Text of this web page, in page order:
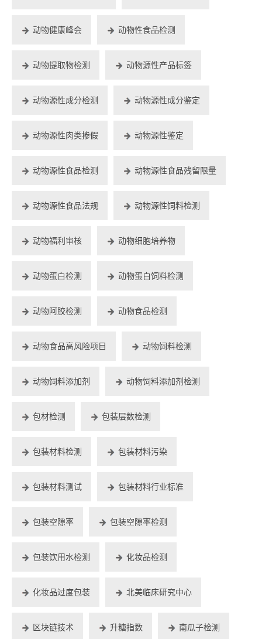
动物健康峰会 动物性食品检测
动物提取物检测 动物源性产品标签
动物源性成分检测 动物源性成分鉴定
动物源性肉类掺假 动物源性鉴定
动物源性食品检测 动物源性食品残留限量
动物源性食品法规 动物源性饲料检测
动物福利审核 动物细胞培养物
动物蛋白检测 动物蛋白饲料检测
动物阿胶检测 动物食品检测
动物食品高风险项目 动物饲料检测
动物饲料添加剂 动物饲料添加剂检测
包材检测 包装层数检测
包装材料检测 包装材料污染
包装材料测试 包装材料行业标准
包装空隙率 包装空隙率检测
包装饮用水检测 化妆品检测
化妆品过度包装 北美临床研究中心
区块链技术 升糖指数 南瓜子检测